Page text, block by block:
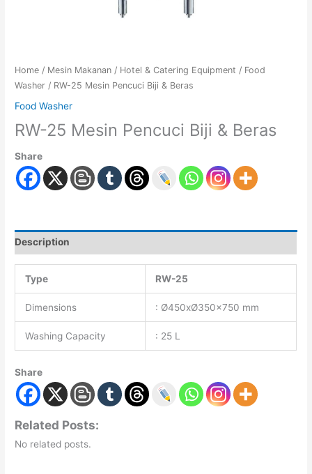
Home / Mesin Makanan / Hotel & Catering Equipment / Food
Washer / RW-25 Mesin Pencuci Biji & Beras
Food Washer
RW-25 Mesin Pencuci Biji & Beras
Share
Description
Type RW-25
Dimensions : Ø450xØ350×750 mm
Washing Capacity : 25 L
Share
Related Posts:
No related posts.